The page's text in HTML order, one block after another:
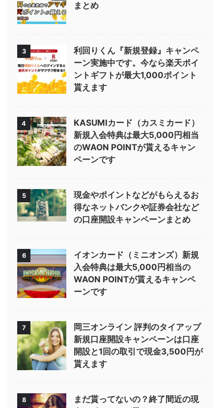
まとめ
3
利回りくん『新規登録』キャンペ
ーン実施中です。今なら楽天ポイ
ントギフトが最大1,000ポイント
貰えます
4
KASUMIカード（カスミカード）
新規入会特典は最大5,000円相当
のWAON POINTが貰えるキャン
ペーンです
5
現金やポイントなどがもらえるお
得なネットバンクや証券会社など
の口座開設キャンペーンまとめ
6
イオンカード（ミニオンズ）新規
入会特典は最大5,000円相当の
WAON POINTが貰えるキャンペ
ーンです
7
岡三オンライン 評判のタイアップ
新規口座開設キャンペーンは口座
開設と1回の取引で現金3,500円が
貰えます
8
まだ貰ってないの？終了間近の現